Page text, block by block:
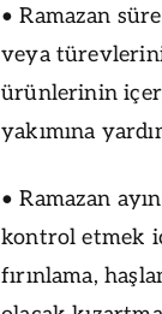
• Ramazan
veya
ürünlerinin
yakımına
• Ramazan
kontrol etmek
fırınlama,